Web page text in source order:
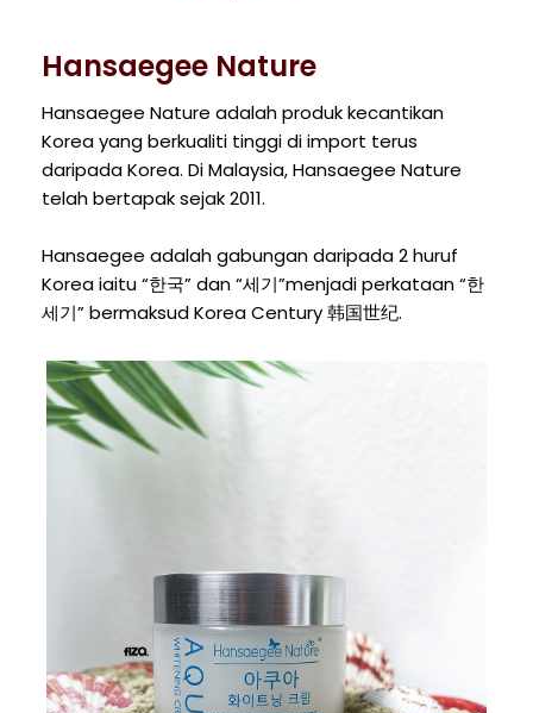
Hansaegee Nature
Hansaegee Nature adalah produk kecantikan
Korea yang berkualiti tinggi di import terus
daripada Korea. Di Malaysia, Hansaegee Nature
telah bertapak sejak 2011.
Hansaegee adalah gabungan daripada 2 huruf
Korea iaitu “한국” dan “세기”menjadi perkataan “한
세기” bermaksud Korea Century 韩国世纪.